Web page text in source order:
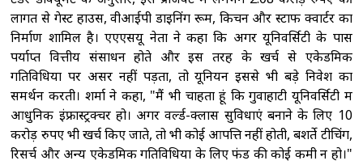
लागत से गेस्ट हाउस, वीआईपी डाइनिंग रूम, किचन और स्टाफ क्वार्टर का
निर्माण शामिल है। एएएसयू नेता ने कहा कि अगर यूनिवर्सिटी के पास
पर्याप्त वित्तीय संसाधन होते और इस तरह के खर्च से एकेडमिक
गतिविधियों पर असर नहीं पड़ता, तो यूनियन इससे भी बड़े निवेश का
समर्थन करती। शर्मा ने कहा, "मैं भी चाहता हूं कि गुवाहाटी यूनिवर्सिटी में
आधुनिक इंफ्रास्ट्रक्चर हो। अगर वर्ल्ड-क्लास सुविधाएं बनाने के लिए 10
करोड़ रुपए भी खर्च किए जाते, तो भी कोई आपत्ति नहीं होती, बशर्ते टीचिंग,
रिसर्च और अन्य एकेडमिक गतिविधियों के लिए फंड की कोई कमी न हो।"